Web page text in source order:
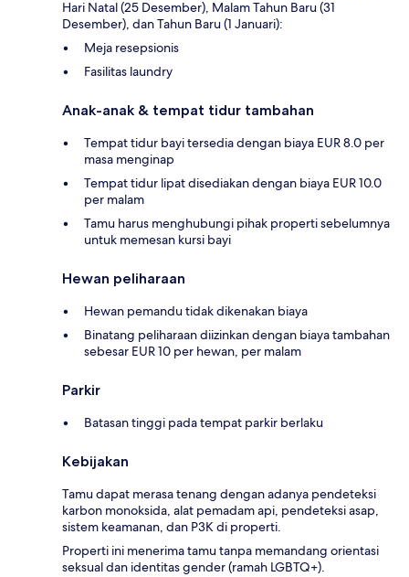
Hari Natal (25 Desember), Malam Tahun Baru (31
Desember), dan Tahun Baru (1 Januari):
Meja resepsionis
Fasilitas laundry
Anak-anak & tempat tidur tambahan
Tempat tidur bayi tersedia dengan biaya EUR 8.0 per
masa menginap
Tempat tidur lipat disediakan dengan biaya EUR 10.0
per malam
Tamu harus menghubungi pihak properti sebelumnya
untuk memesan kursi bayi
Hewan peliharaan
Hewan pemandu tidak dikenakan biaya
Binatang peliharaan diizinkan dengan biaya tambahan
sebesar EUR 10 per hewan, per malam
Parkir
Batasan tinggi pada tempat parkir berlaku
Kebijakan
Tamu dapat merasa tenang dengan adanya pendeteksi
karbon monoksida, alat pemadam api, pendeteksi asap,
sistem keamanan, dan P3K di properti.
Properti ini menerima tamu tanpa memandang orientasi
seksual dan identitas gender (ramah LGBTQ+).